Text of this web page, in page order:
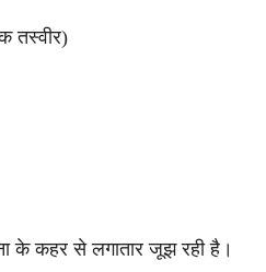
तस्वीर)
के कहर से लगातार जूझ रही है।